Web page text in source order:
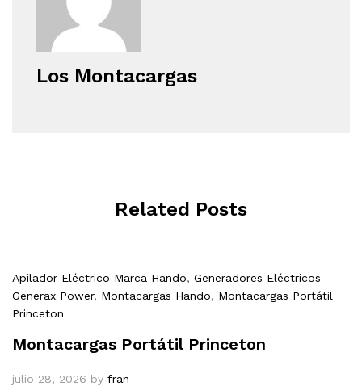
Los Montacargas
Related Posts
Apilador Eléctrico Marca Hando, Generadores Eléctricos
Generax Power, Montacargas Hando, Montacargas Portátil
Princeton
Montacargas Portátil Princeton
julio 28, 2026 by fran